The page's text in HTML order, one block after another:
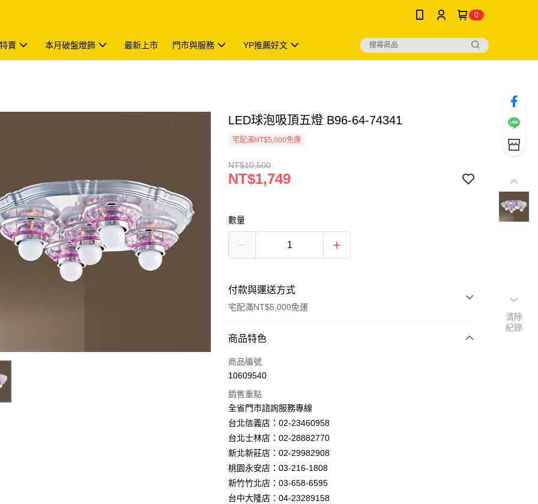
0
賣 本月破盤燈飾 最新上市 門市與服務 YP推薦好文
LED球泡吸頂五燈 B96-64-74341
宅配滿NT$5,000免運
NT$10,500
NT$1,749
數量
付款與運送方式
宅配滿NT$5,000免運
付款方式
信用卡一次付款
Apple Pay
街口支付
悠遊付
Google Pay
全盈+PAY
商品特色
商品編號
10609540
銷售重點
全省門市諮詢服務專線
台北信義店：02-23460958
台北士林店：02-28882770
新北新莊店：02-29982908
桃園永安店：03-216-1808
新竹竹北店：03-658-6595
台中大隆店：04-23289158
清除
紀錄